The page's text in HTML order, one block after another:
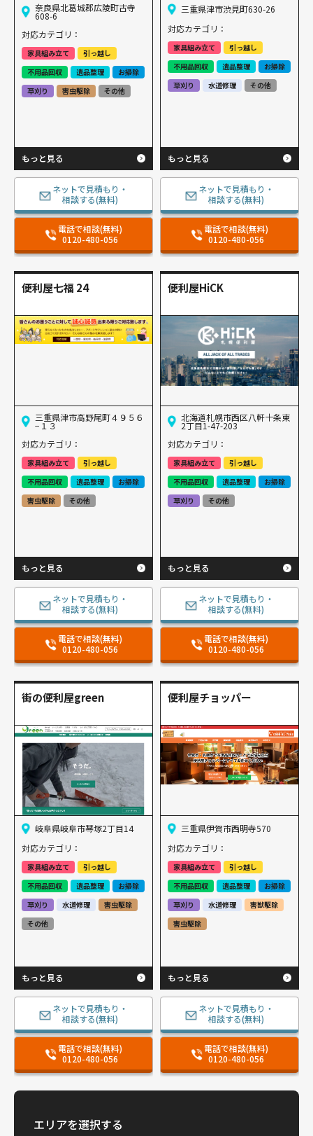
奈良県北葛城郡広陵町古寺
608-6
対応カテゴリ：
家具組み立て
引っ越し
不用品回収
遺品整理
お掃除
草刈り
害虫駆除 その他
もっと見る
ネットで見積もり・
相談する(無料)
電話で相談(無料)
0120-480-056
三重県津市渋見町630-26
対応カテゴリ：
家具組み立て
引っ越し
不用品回収
遺品整理
お掃除
草刈り
水道修理 その他
もっと見る
ネットで見積もり・
相談する(無料)
電話で相談(無料)
0120-480-056
便利屋七福 24
三重県津市高野尾町４９５６
−１３
対応カテゴリ：
家具組み立て
引っ越し
不用品回収
遺品整理
お掃除
害虫駆除
その他
もっと見る
ネットで見積もり・
相談する(無料)
電話で相談(無料)
0120-480-056
便利屋HiCK
北海道札幌市西区八軒十条東
2丁目1-47-203
対応カテゴリ：
家具組み立て
引っ越し
不用品回収
遺品整理
お掃除
草刈り
その他
もっと見る
ネットで見積もり・
相談する(無料)
電話で相談(無料)
0120-480-056
街の便利屋green
岐阜県岐阜市琴塚2丁目14
対応カテゴリ：
家具組み立て
引っ越し
不用品回収
遺品整理
お掃除
草刈り
水道修理
害虫駆除
その他
もっと見る
ネットで見積もり・
相談する(無料)
電話で相談(無料)
0120-480-056
便利屋チョッパー
三重県伊賀市西明寺570
対応カテゴリ：
家具組み立て
引っ越し
不用品回収
遺品整理
お掃除
草刈り
水道修理
害獣駆除
害虫駆除
もっと見る
ネットで見積もり・
相談する(無料)
電話で相談(無料)
0120-480-056
エリアを選択する